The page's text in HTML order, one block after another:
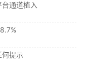
通道植入
何提示